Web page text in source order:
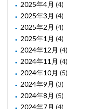
2025年4月 (4)
2025年3月 (4)
2025年2月 (4)
2025年1月 (4)
2024年12月 (4)
2024年11月 (4)
2024年10月 (5)
2024年9月 (3)
2024年8月 (5)
2024年7月 (4)